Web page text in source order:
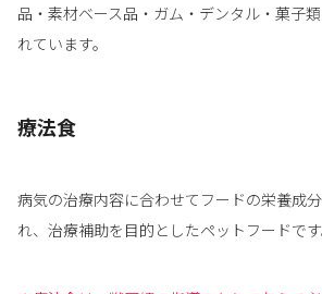
品・素材ベース品・ガム・デンタル・菓子
れています。
療法食
病気の治療内容に合わせてフードの栄養成
れ、治療補助を目的としたペットフードです